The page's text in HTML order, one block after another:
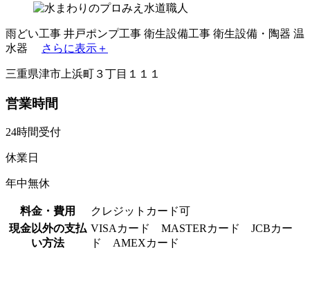
雨どい工事 井戸ポンプ工事 衛生設備工事 衛生設備・陶器 温
水器
さらに表示＋
三重県津市上浜町３丁目１１１
営業時間
24時間受付
休業日
年中無休
料金・費用
クレジットカード可
現金以外の支払
い方法
VISAカード MASTERカード JCBカー
ド AMEXカード